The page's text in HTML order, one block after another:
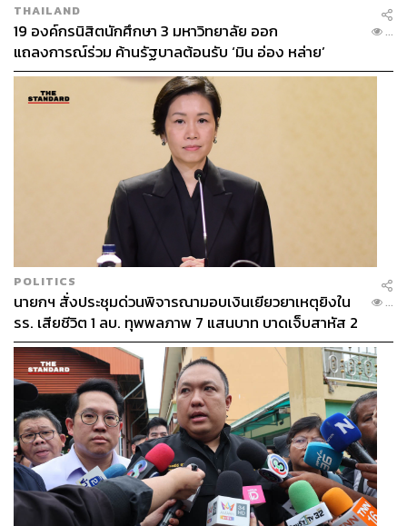
THAILAND
19 องค์กรนิสิตนักศึกษา 3 มหาวิทยาลัย ออก
แถลงการณ์ร่วม ค้านรัฐบาลต้อนรับ ‘มิน อ่อง หล่าย’
...
POLITICS
นายกฯ สั่งประชุมด่วนพิจารณามอบเงินเยียวยาเหตุยิงใน
รร. เสียชีวิต 1 ลบ. ทุพพลภาพ 7 แสนบาท บาดเจ็บสาหัส 2
แสนบาท บาดเจ็บเล็กน้อย 1 แสนบาท
...